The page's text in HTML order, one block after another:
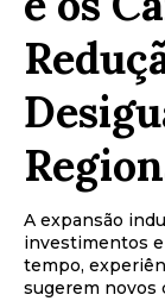
A expansão
investimentos
tempo,
sugerem novos